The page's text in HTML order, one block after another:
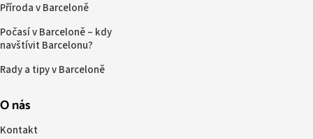
Příroda v Barceloně
Počasí v Barceloně – kdy
navštívit Barcelonu?
Rady a tipy v Barceloně
O nás
Kontakt